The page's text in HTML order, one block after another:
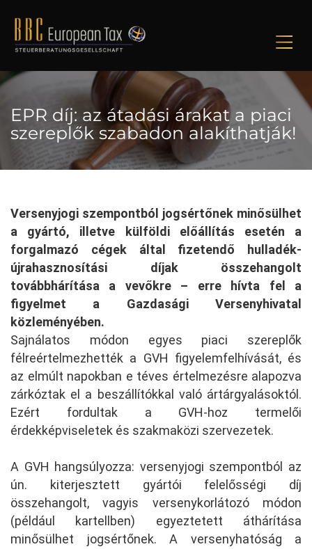
EPR díj: az átadási árakat a piaci
szereplők szabadon alakíthatják!
Versenyjogi szempontból jogsértőnek minősülhet
a gyártó, illetve külföldi előállítás esetén a
forgalmazó cégek által fizetendő hulladék-
újrahasznosítási díjak összehangolt
továbbhárítása a vevőkre – erre hívta fel a
figyelmet a Gazdasági Versenyhivatal
közleményében.
Sajnálatos módon egyes piaci szereplők
félreértelmezhették a GVH figyelemfelhívását, és
az elmúlt napokban e téves értelmezésre alapozva
zárkóztak el a beszállítókkal való ártárgyalásoktól.
Ezért fordultak a GVH-hoz termelői
érdekképviseletek és szakmaközi szervezetek.
A GVH hangsúlyozza: versenyjogi szempontból az
ún. kiterjesztett gyártói felelősségi díj
összehangolt, vagyis versenykorlátozó módon
(például kartellben) egyeztetett áthárítása
minősülhet jogsértőnek. A versenyhatóság a